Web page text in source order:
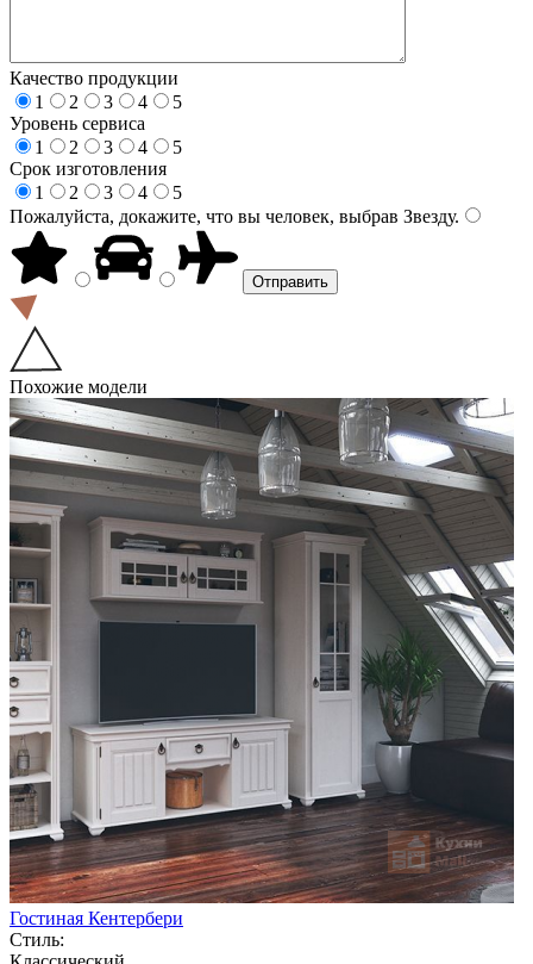
Качество продукции
1
2 3 4
5
Уровень сервиса
1
2 3 4
5
Срок изготовления
1
2 3 4
5
Пожалуйста, докажите, что вы человек, выбрав Звезду.
Похожие модели
Гостиная Кентербери
Стиль: